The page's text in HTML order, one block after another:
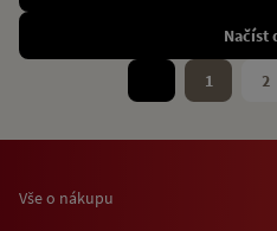
Načíst
1 2
Vše o nákupu